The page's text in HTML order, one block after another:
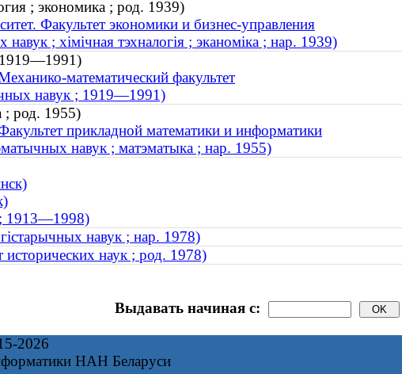
; экономика ; род. 1939)
Факультет экономики и бизнес-управления
; хімічная тэхналогія ; эканоміка ; нар. 1939)
1919—1991)
математический факультет
навук ; 1919—1991)
; род. 1955)
прикладной математики и информатики
навук ; матэматыка ; нар. 1955)
; 1913—1998)
навук ; нар. 1978)
наук ; род. 1978)
Выдавать начиная с:
2026
НАН Беларуси